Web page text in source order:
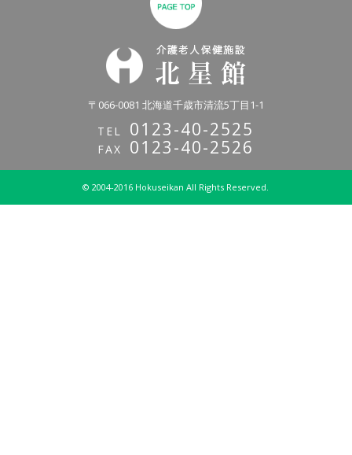
〒066-0081 北海道千歳市清流5丁目1-1
TEL 0123-40-2525
FAX 0123-40-2526
© 2004-2016 Hokuseikan All Rights Reserved.